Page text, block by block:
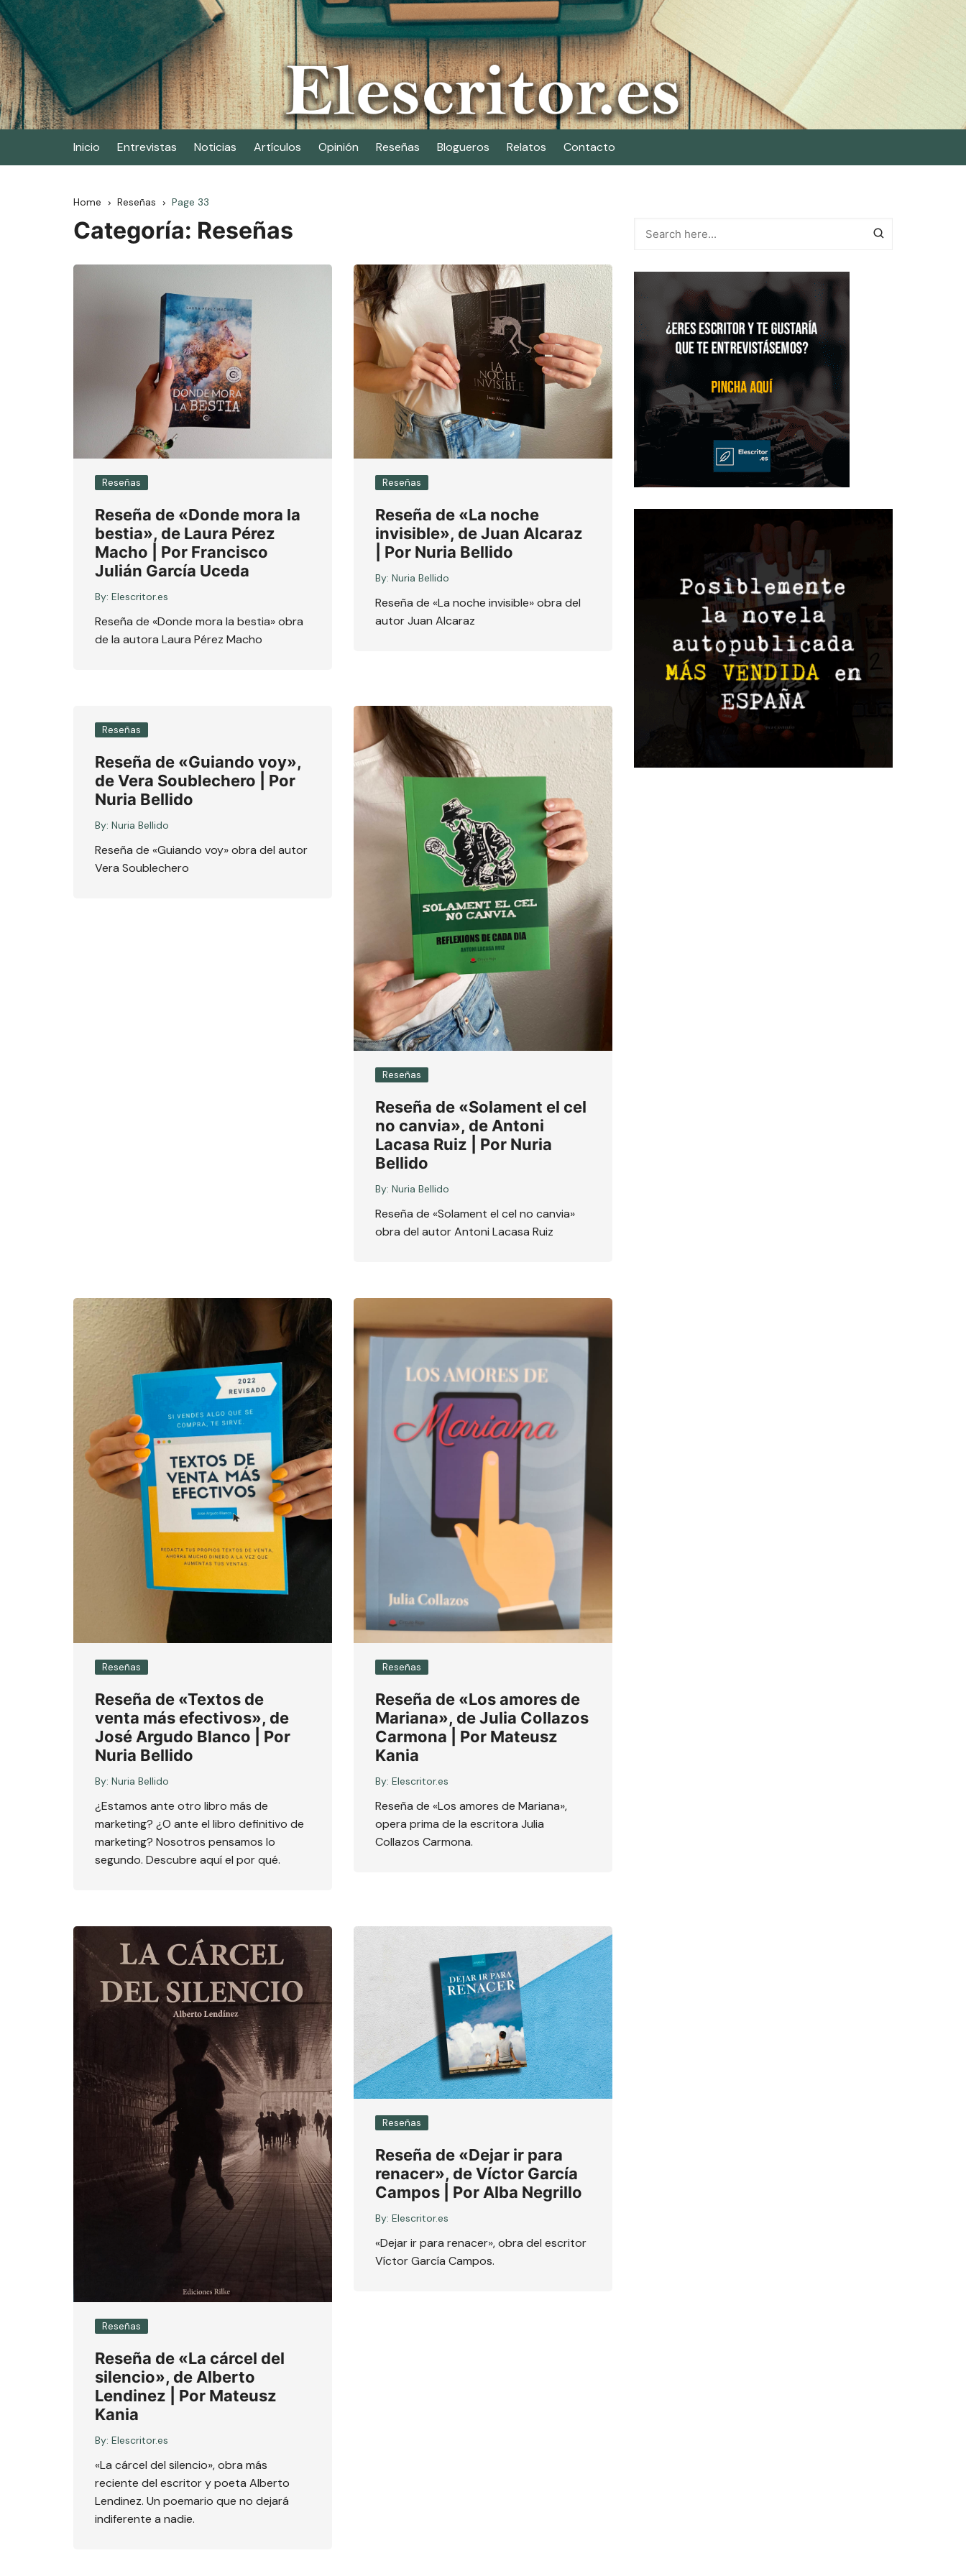
Skip
to
content
Elescritor.es
El periódico digital de los escritores
Inicio Entrevistas Noticias Artículos Opinión Reseñas Blogueros Relatos Contacto
Home Reseñas Page 33
Categoría: Reseñas
Reseñas
Reseña de «Donde mora la
bestia», de Laura Pérez
Macho | Por Francisco
Julián García Uceda
By: Elescritor.es
Reseña de «Donde mora la bestia» obra
de la autora Laura Pérez Macho
Reseñas
Reseña de «La noche
invisible», de Juan Alcaraz
| Por Nuria Bellido
By: Nuria Bellido
Reseña de «La noche invisible» obra del
autor Juan Alcaraz
Reseñas
Reseña de «Guiando voy»,
de Vera Soublechero | Por
Nuria Bellido
By: Nuria Bellido
Reseña de «Guiando voy» obra del autor
Vera Soublechero
Reseñas
Reseña de «Solament el cel
no canvia», de Antoni
Lacasa Ruiz | Por Nuria
Bellido
By: Nuria Bellido
Reseña de «Solament el cel no canvia»
obra del autor Antoni Lacasa Ruiz
Reseñas
Reseña de «Textos de
venta más efectivos», de
José Argudo Blanco | Por
Nuria Bellido
By: Nuria Bellido
¿Estamos ante otro libro más de
marketing? ¿O ante el libro definitivo de
marketing? Nosotros pensamos lo
segundo. Descubre aquí el por qué.
Reseñas
Reseña de «Los amores de
Mariana», de Julia Collazos
Carmona | Por Mateusz
Kania
By: Elescritor.es
Reseña de «Los amores de Mariana»,
opera prima de la escritora Julia
Collazos Carmona.
Reseñas
Reseña de «La cárcel del
silencio», de Alberto
Lendinez | Por Mateusz
Kania
By: Elescritor.es
«La cárcel del silencio», obra más
reciente del escritor y poeta Alberto
Lendinez. Un poemario que no dejará
indiferente a nadie.
Reseñas
Reseña de «Dejar ir para
renacer», de Víctor García
Campos | Por Alba Negrillo
By: Elescritor.es
«Dejar ir para renacer», obra del escritor
Víctor García Campos.